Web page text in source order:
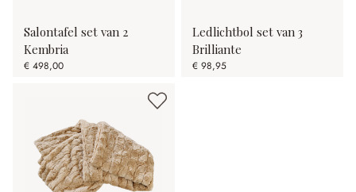
Salontafel set van 2
Kembria
€ 498,00
Ledlichtbol set van 3
Brilliante
€ 98,95